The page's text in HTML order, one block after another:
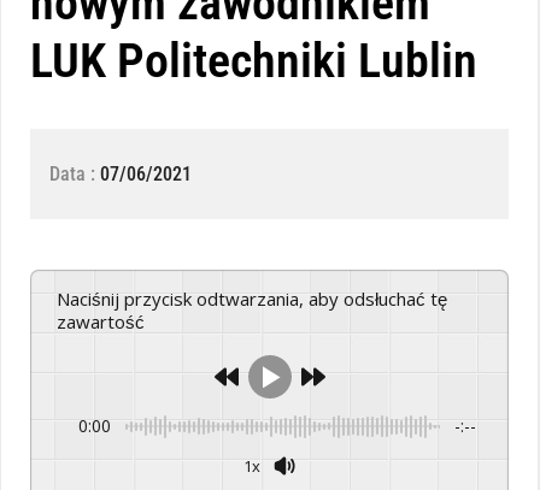
LUK Politechniki Lublin
Data : 07/06/2021
Naciśnij przycisk odtwarzania, aby odsłuchać tę
zawartość
0:00 -:--
1x